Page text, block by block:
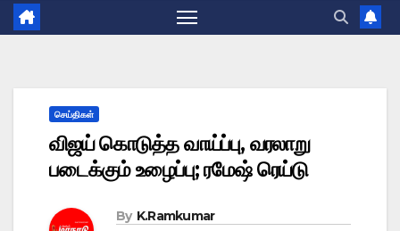
செய்திகள்
விஜய் கொடுத்த வாய்ப்பு, வரலாறு
படைக்கும் உழைப்பு; ரமேஷ் ரெய்டு
By K.Ramkumar